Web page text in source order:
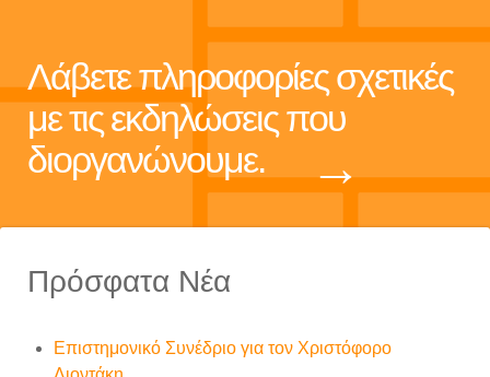
Λάβετε πληροφορίες σχετικές
με τις εκδηλώσεις που
διοργανώνουμε.
→
Πρόσφατα Νέα
Επιστημονικό Συνέδριο για τον Χριστόφορο